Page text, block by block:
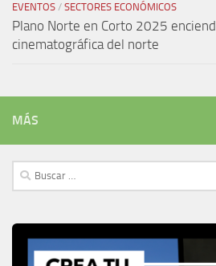
EVENTOS / SECTORES ECONÓMICOS
Plano Norte en Corto 2025
cinematográfica del norte
MÁS
Buscar: